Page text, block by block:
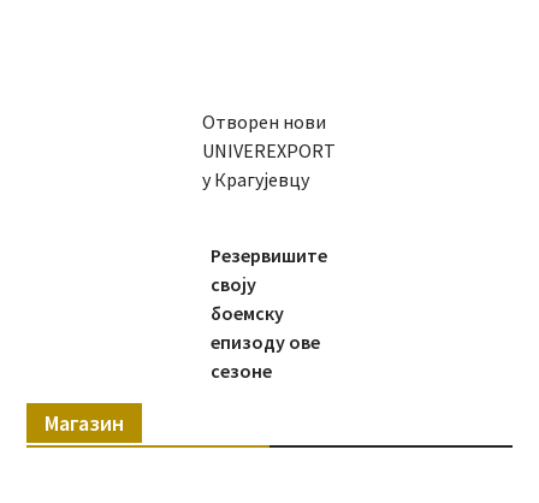
Отворен нови
UNIVEREXPORT
у Крагујевцу
Резервишите
своју
боемску
епизоду ове
сезоне
Магазин